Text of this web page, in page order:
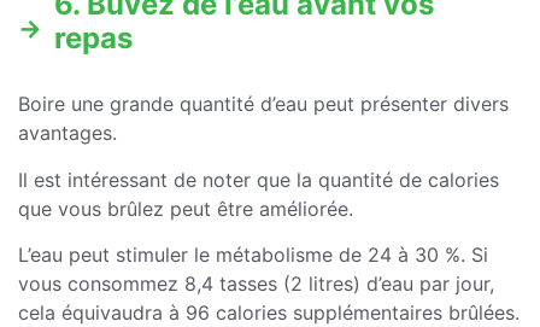
repas
Boire une grande quantité d’eau peut présenter divers
avantages.
Il est intéressant de noter que la quantité de calories
que vous brûlez peut être améliorée.
L’eau peut stimuler le métabolisme de 24 à 30 %. Si
vous consommez 8,4 tasses (2 litres) d’eau par jour,
cela équivaudra à 96 calories supplémentaires brûlées.